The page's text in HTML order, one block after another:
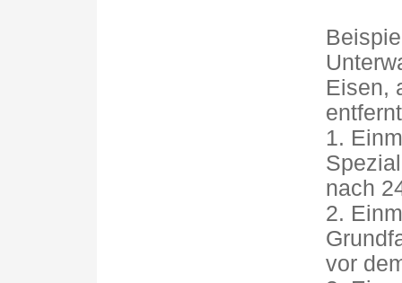
Eisen,
1.
nach
2.
vor